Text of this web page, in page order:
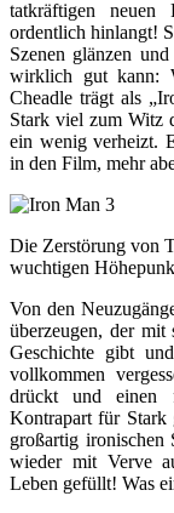
tatkräftigen neuen
ordentlich hinlangt!
Szenen glänzen
wirklich gut kann:
Cheadle trägt als
Stark viel zum Witz
ein wenig verheizt.
in den Film, mehr
Die Zerstörung von
wuchtigen
Von den
überzeugen, der
Geschichte gibt
vollkommen
drückt und einen
Kontrapart für
großartig
wieder mit Verve
Leben gefüllt! Was